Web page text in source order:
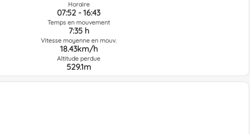
Horaire
07:52 - 16:43
Temps en mouvement
7:35 h
Vitesse moyenne en mouv.
18.43km/h
Altitude perdue
529.1m